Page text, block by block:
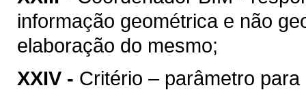
informação geométrica e não
elaboração do mesmo;
XXIV - Critério – parâmetro